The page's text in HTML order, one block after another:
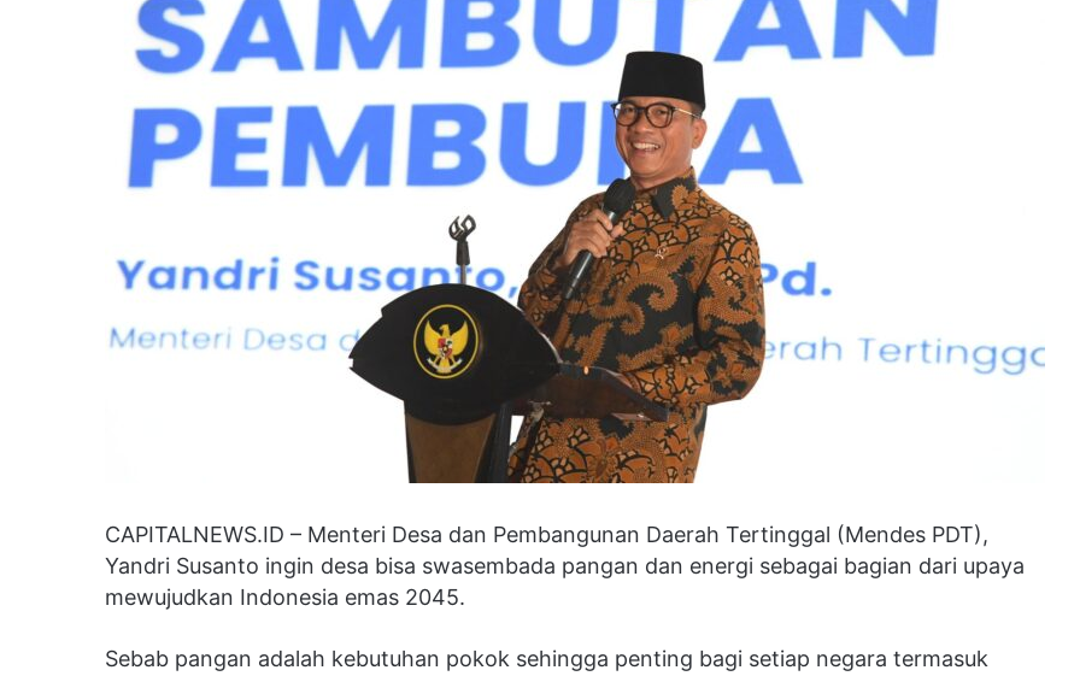
CAPITALNEWS.ID – Menteri Desa dan Pembangunan Daerah Tertinggal (Mendes PDT),
Yandri Susanto ingin desa bisa swasembada pangan dan energi sebagai bagian dari upaya
mewujudkan Indonesia emas 2045.
Sebab pangan adalah kebutuhan pokok sehingga penting bagi setiap negara termasuk